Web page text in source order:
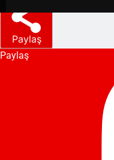
Paylaş
Paylaş